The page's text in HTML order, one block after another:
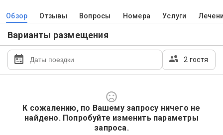
Обзор Отзывы Вопросы Номера Услуги
Варианты размещения
2 гостя
К сожалению, по Вашему запросу ничего не
найдено. Попробуйте изменить параметры
запроса.